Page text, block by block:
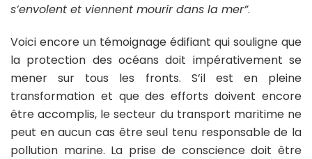
s’envolent et viennent mourir dans la mer”.
Voici encore un témoignage édifiant qui souligne que
la protection des océans doit impérativement se
mener sur tous les fronts. S’il est en pleine
transformation et que des efforts doivent encore
être accomplis, le secteur du transport maritime ne
peut en aucun cas être seul tenu responsable de la
pollution marine. La prise de conscience doit être